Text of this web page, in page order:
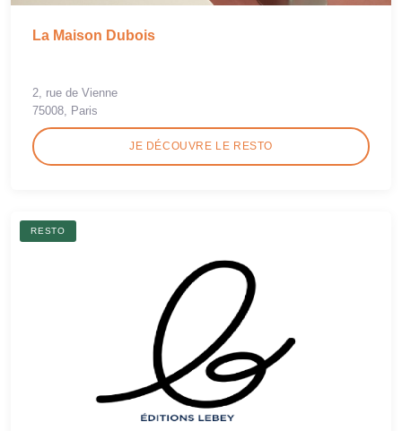
La Maison Dubois
2, rue de Vienne
75008, Paris
JE DÉCOUVRE LE RESTO
RESTO